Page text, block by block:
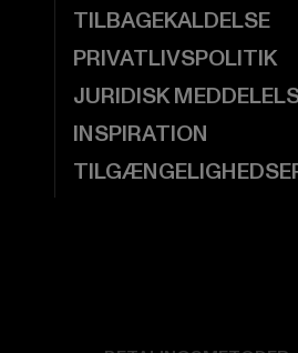
TILBAGEKALDELSE
PRIVATLIVSPOLITIK
JURIDISK
INSPIRATION